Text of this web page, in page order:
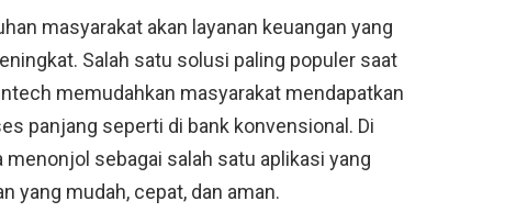
masyarakat akan layanan keuangan yang
Salah satu solusi paling populer saat
memudahkan masyarakat mendapatkan
panjang seperti di bank konvensional. Di
menonjol sebagai salah satu aplikasi yang
yang mudah, cepat, dan aman.